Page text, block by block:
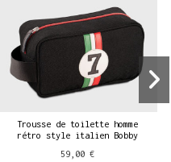
Trousse de toilette homme
rétro style italien Bobby
59,00 €